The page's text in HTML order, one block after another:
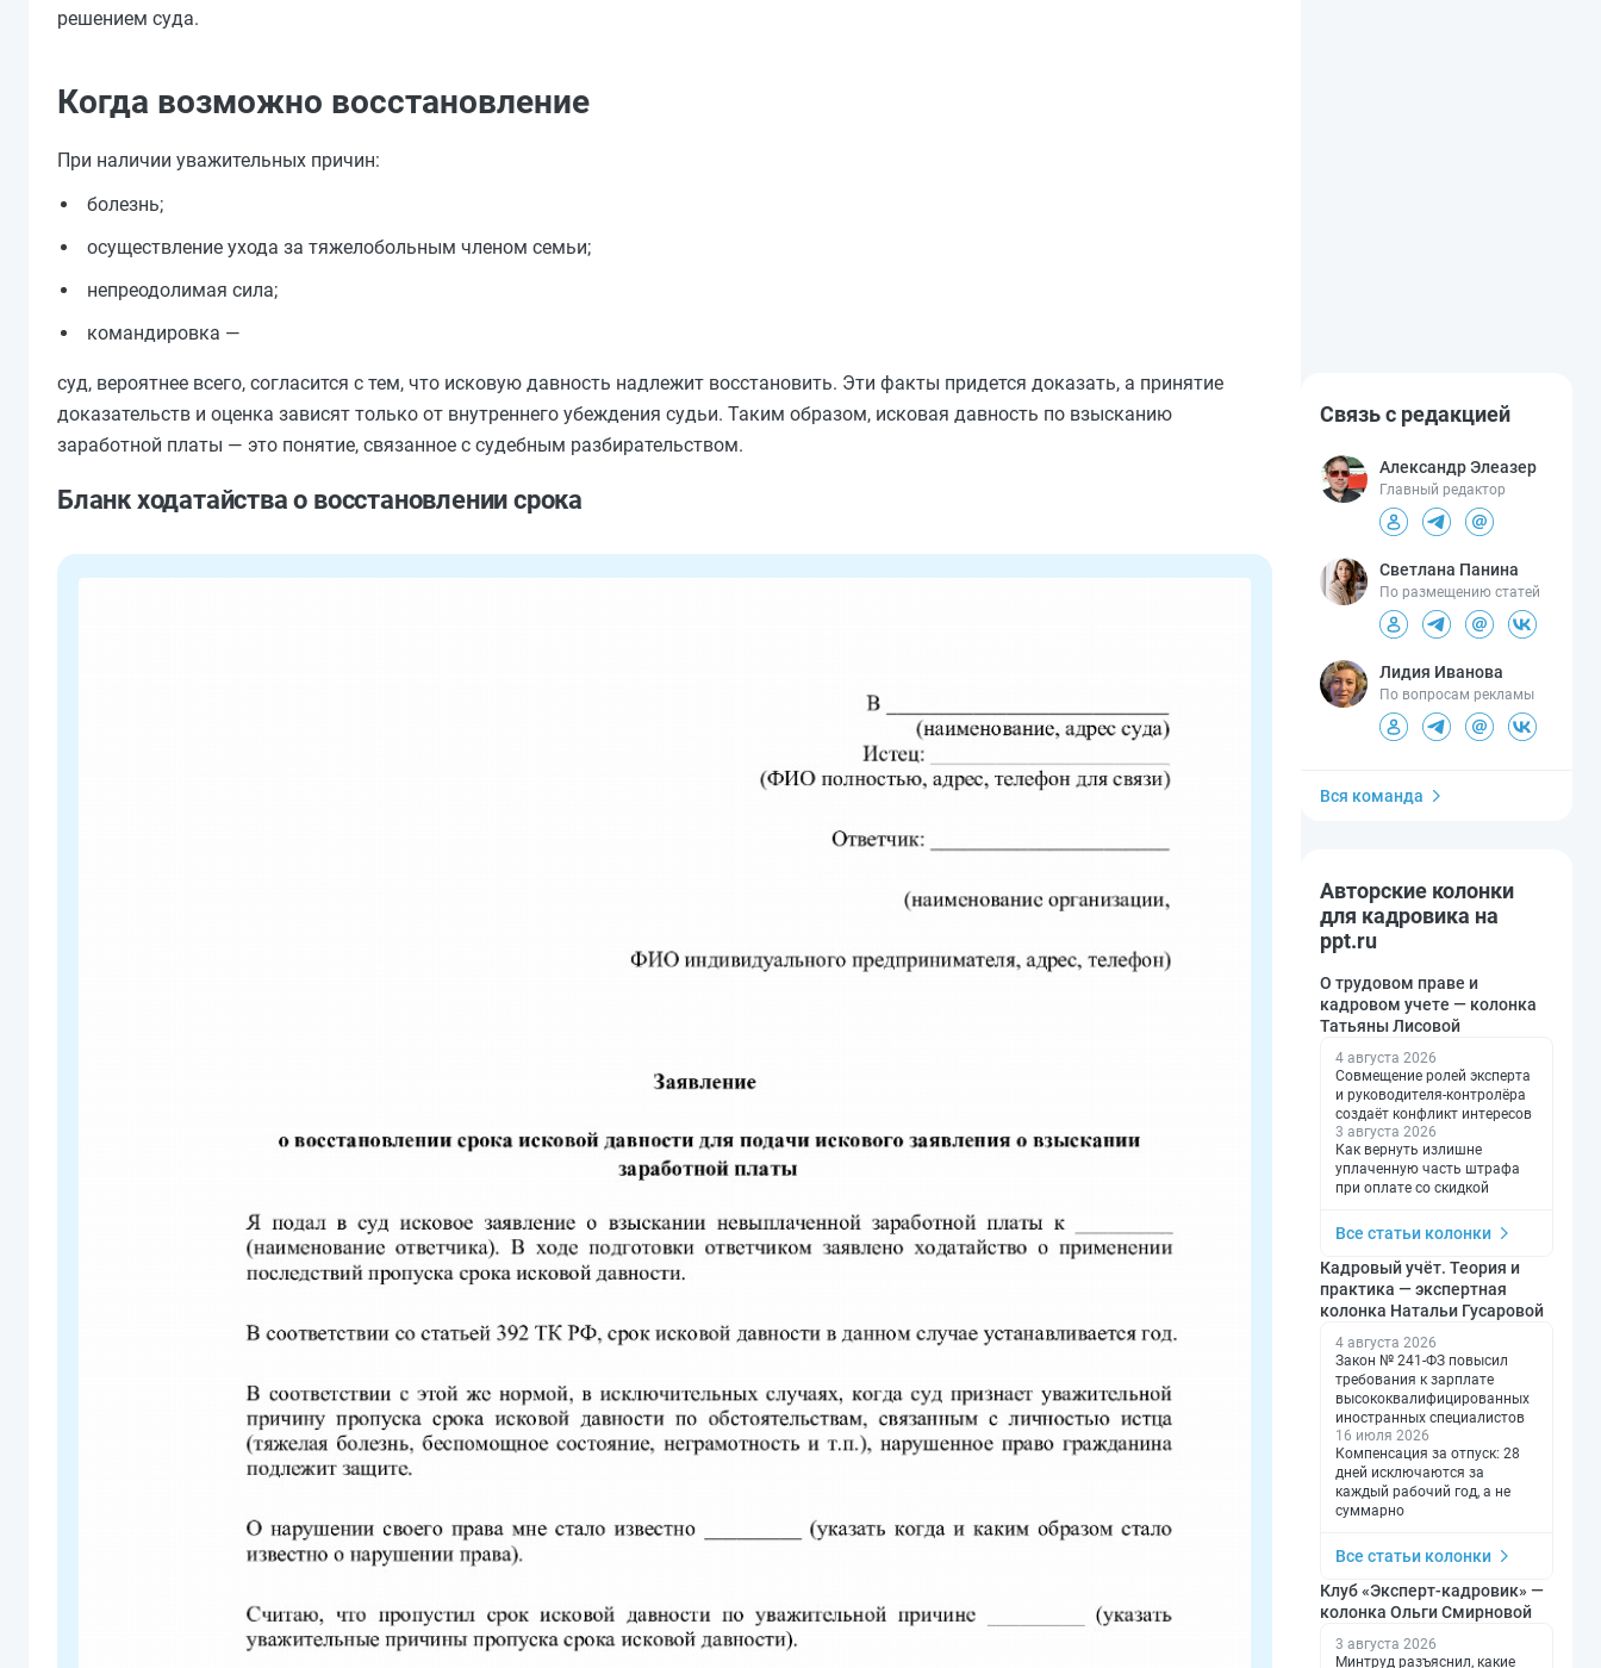
решением суда.
Когда возможно восстановление
При наличии уважительных причин:
болезнь;
осуществление ухода за тяжелобольным членом семьи;
непреодолимая сила;
командировка —
суд, вероятнее всего, согласится с тем, что исковую давность надлежит восстановить. Эти факты придется доказать, а принятие
доказательств и оценка зависят только от внутреннего убеждения судьи. Таким образом, исковая давность по взысканию
заработной платы — это понятие, связанное с судебным разбирательством.
Бланк ходатайства о восстановлении срока
Связь с редакцией
Александр Элеазер
Главный редактор
Светлана Панина
По размещению статей
Лидия Иванова
По вопросам рекламы
Вся команда
Авторские колонки
для кадровика на
ppt.ru
О трудовом праве и
кадровом учете — колонка
Татьяны Лисовой
4 августа 2026
Совмещение ролей эксперта
и руководителя-контролёра
создаёт конфликт интересов
3 августа 2026
Как вернуть излишне
уплаченную часть штрафа
при оплате со скидкой
Все статьи колонки
Кадровый учёт. Теория и
практика — экспертная
колонка Натальи Гусаровой
4 августа 2026
Закон № 241-ФЗ повысил
требования к зарплате
высококвалифицированных
иностранных специалистов
16 июля 2026
Компенсация за отпуск: 28
дней исключаются за
каждый рабочий год, а не
суммарно
Все статьи колонки
Клуб «Эксперт-кадровик» —
колонка Ольги Смирновой
3 августа 2026
Минтруд разъяснил, какие